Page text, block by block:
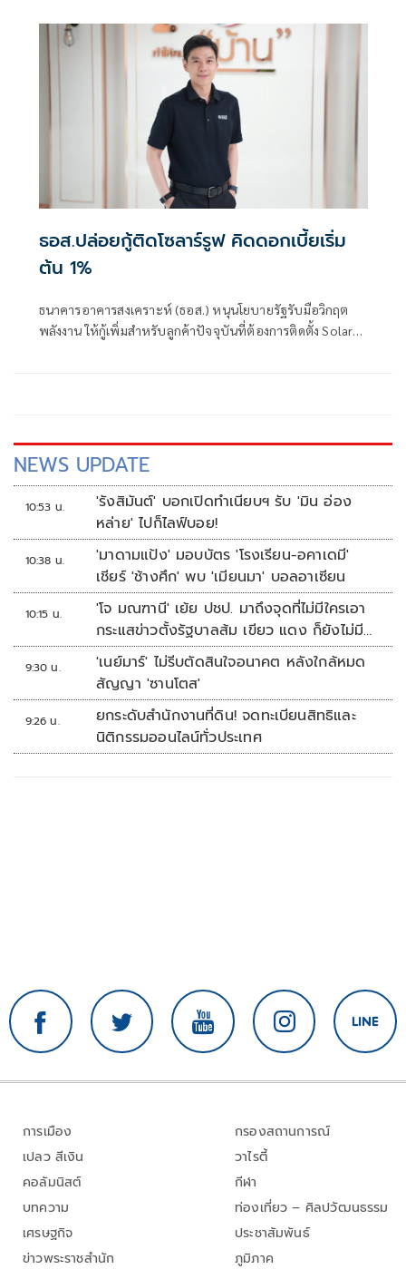
ธอส.ปล่อยกู้ติดโซลาร์รูฟ คิดดอกเบี้ยเริ่ม
ต้น 1%
ธนาคารอาคารสงเคราะห์ (ธอส.) หนุนโยบายรัฐรับมือวิกฤต
พลังงาน ให้กู้เพิ่มสำหรับลูกค้าปัจจุบันที่ต้องการติดตั้ง Solar
NEWS UPDATE
10:53 น.
'รังสิมันต์' บอกเปิดทำเนียบฯ รับ 'มิน อ่อง
หล่าย' ไปก็ไลฟ์บอย!
10:38 น.
'มาดามแป้ง' มอบบัตร 'โรงเรียน-อคาเดมี'
เชียร์ 'ช้างศึก' พบ 'เมียนมา' บอลอาเซียน
10:15 น.
'โจ มณฑานี' เย้ย ปชป. มาถึงจุดที่ไม่มีใครเอา
กระแสข่าวตั้งรัฐบาลส้ม เขียว แดง ก็ยังไม่มีฟ้า
เลย
9:30 น.
'เนย์มาร์' ไม่รีบตัดสินใจอนาคต หลังใกล้หมด
สัญญา 'ซานโตส'
9:26 น.
ยกระดับสำนักงานที่ดิน! จดทะเบียนสิทธิและ
นิติกรรมออนไลน์ทั่วประเทศ
การเมือง
เปลว สีเงิน
คอลัมนิสต์
บทความ
เศรษฐกิจ
ข่าวพระราชสำนัก
กรองสถานการณ์
วาไรตี้
กีฬา
ท่องเที่ยว – ศิลปวัฒนธรรม
ประชาสัมพันธ์
ภูมิภาค